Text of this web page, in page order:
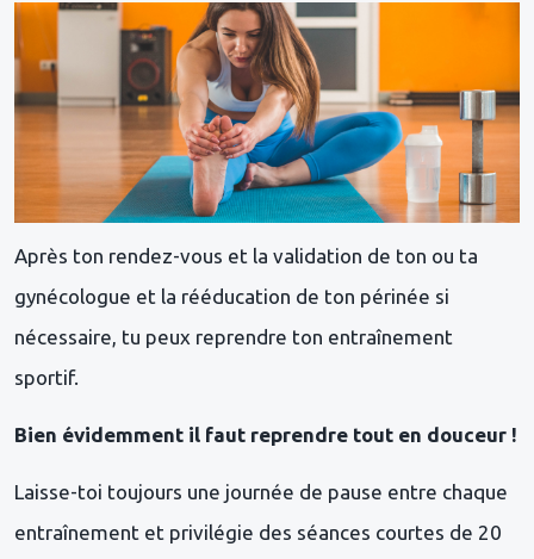
Après ton rendez-vous et la validation de ton ou ta
gynécologue et la rééducation de ton périnée si
nécessaire, tu peux reprendre ton entraînement
sportif.
Bien évidemment il faut reprendre tout en douceur !
Laisse-toi toujours une journée de pause entre chaque
entraînement et privilégie des séances courtes de 20